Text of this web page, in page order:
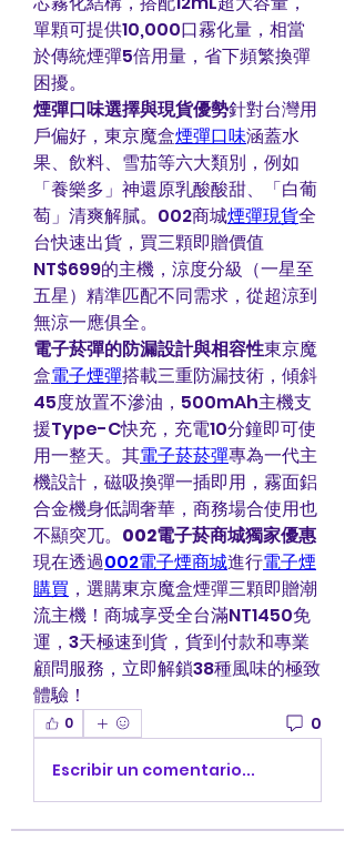
單顆可提供10,000口霧化量，相當
於傳統煙彈5倍用量，省下頻繁換彈
困擾。
煙彈口味選擇與現貨優勢針對台灣用
戶偏好，東京魔盒煙彈口味涵蓋水
果、飲料、雪茄等六大類別，例如
「養樂多」神還原乳酸酸甜、「白葡
萄」清爽解膩。002商城煙彈現貨全
台快速出貨，買三顆即贈價值
NT$699的主機，涼度分級（一星至
五星）精準匹配不同需求，從超涼到
無涼一應俱全。
電子菸彈的防漏設計與相容性東京魔
盒電子煙彈搭載三重防漏技術，傾斜
45度放置不滲油，500mAh主機支
援Type-C快充，充電10分鐘即可使
用一整天。其電子菸菸彈專為一代主
機設計，磁吸換彈一插即用，霧面鋁
合金機身低調奢華，商務場合使用也
不顯突兀。 002電子菸商城獨家優惠
現在透過002電子煙商城進行電子煙
購買 ，選購東京魔盒煙彈三顆即贈潮
流主機！商城享受全台滿NT1450免
運，3天極速到貨，貨到付款和專業
顧問服務，立即解鎖38種風味的極致
體驗！
0 0
Escribir un comentario...